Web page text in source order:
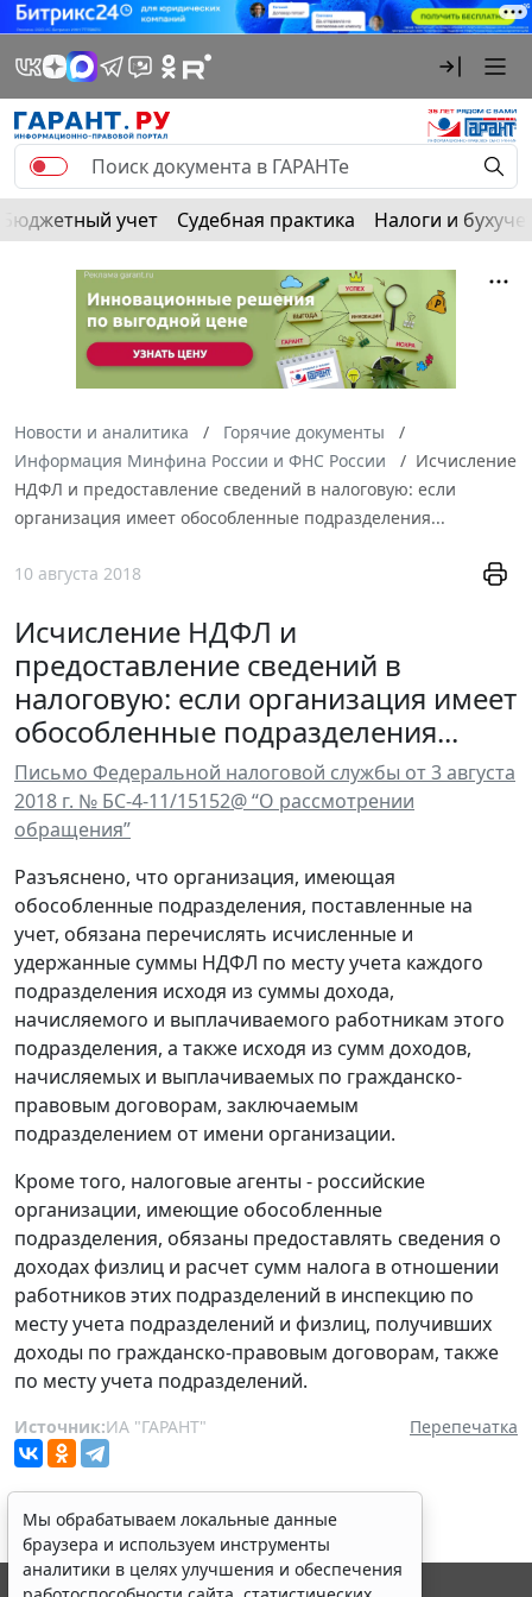
Бюджетный учет Судебная практика Налоги и
Новости и аналитика
Горячие документы
Информация Минфина России и ФНС России
Исчисление
НДФЛ и предоставление сведений в налоговую: если
организация имеет обособленные подразделения...
10 августа 2018
Исчисление НДФЛ и
предоставление сведений в
налоговую: если организация имеет
обособленные подразделения...
Письмо Федеральной налоговой службы от 3 августа
2018 г. № БС-4-11/15152@ “О рассмотрении
обращения”
Разъяснено, что организация, имеющая
обособленные подразделения, поставленные на
учет, обязана перечислять исчисленные и
удержанные суммы НДФЛ по месту учета каждого
подразделения исходя из суммы дохода,
начисляемого и выплачиваемого работникам этого
подразделения, а также исходя из сумм доходов,
начисляемых и выплачиваемых по гражданско-
правовым договорам, заключаемым
подразделением от имени организации.
Кроме того, налоговые агенты - российские
организации, имеющие обособленные
подразделения, обязаны предоставлять сведения о
доходах физлиц и расчет сумм налога в отношении
работников этих подразделений в инспекцию по
месту учета подразделений и физлиц, получивших
доходы по гражданско-правовым договорам, также
по месту учета подразделений.
Источник:ИА "ГАРАНТ" Перепечатка
Мы обрабатываем локальные данные
браузера и используем инструменты
аналитики в целях улучшения и обеспечения